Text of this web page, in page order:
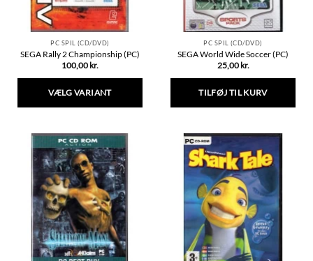
PC SPIL (CD/DVD)
SEGA Rally 2 Championship (PC)
100,00 kr.
VÆLG VARIANT
har
flere
varianter.
Mulighederne
kan
vælges
på
varesiden
PC SPIL (CD/DVD)
SEGA World Wide Soccer (PC)
25,00 kr.
TILFØJ TIL KURV